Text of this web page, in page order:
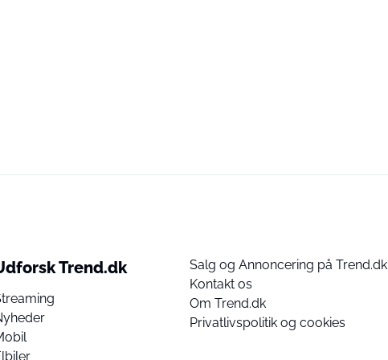
Trend.dk
Salg og Annoncering på Trend.dk
Kontakt os
Om Trend.dk
Privatlivspolitik og cookies